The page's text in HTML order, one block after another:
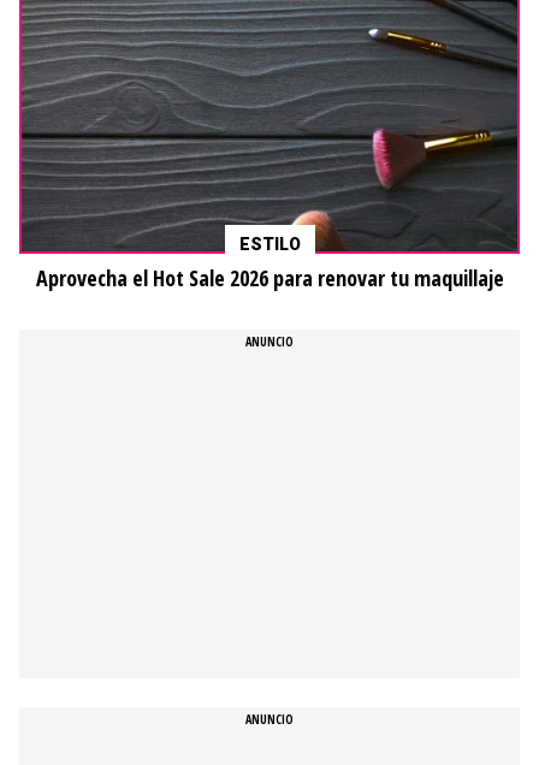
ESTILO
Aprovecha el Hot Sale 2026 para renovar tu maquillaje